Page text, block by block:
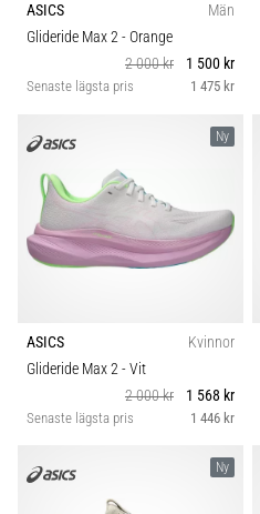
ASICS
Män
Glideride Max 2- Orange
2 000 kr
1 500 kr
Senaste lägsta pris 1 475 kr
Ny
ASICS
Kvinnor
Glideride Max 2- Vit
2 000 kr
1 568 kr
Senaste lägsta pris 1 446 kr
Ny